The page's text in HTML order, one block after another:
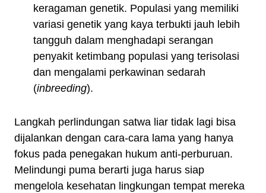
keragaman genetik. Populasi yang memiliki
variasi genetik yang kaya terbukti jauh lebih
tangguh dalam menghadapi serangan
penyakit ketimbang populasi yang terisolasi
dan mengalami perkawinan sedarah
(inbreeding).
Langkah perlindungan satwa liar tidak lagi bisa
dijalankan dengan cara-cara lama yang hanya
fokus pada penegakan hukum anti-perburuan.
Melindungi puma berarti juga harus siap
mengelola kesehatan lingkungan tempat mereka